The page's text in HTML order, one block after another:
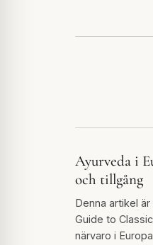
Ayurveda i
och tillgång
Denna artikel
Guide to
närvaro i